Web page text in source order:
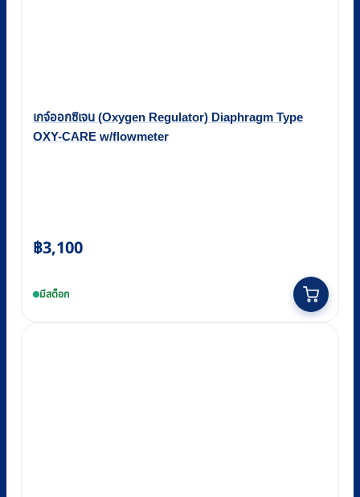
เกจ์ออกซิเจน (Oxygen Regulator) Diaphragm Type
OXY-CARE w/flowmeter
฿3,100
มีสต็อก